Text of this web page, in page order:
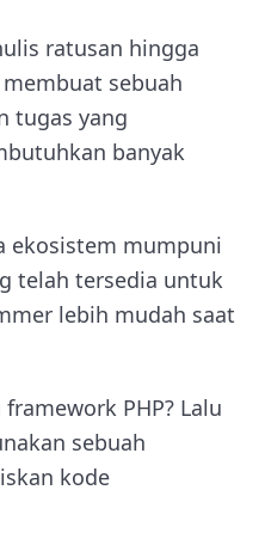
ratusan hingga
sebuah
tugas yang
banyak
ekosistem mumpuni
telah tersedia untuk
lebih mudah saat
PHP? Lalu
sebuah
kode